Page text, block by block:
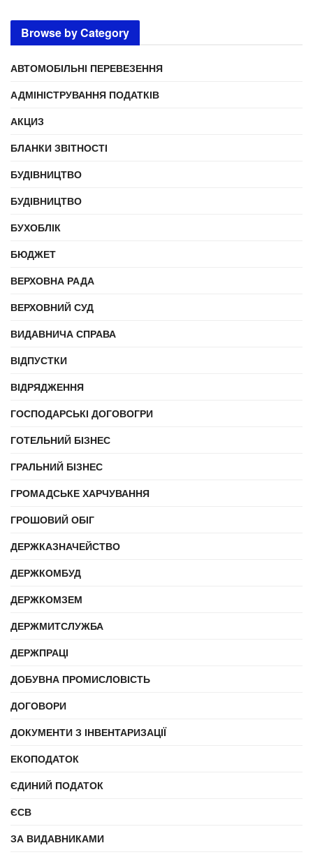
Browse by Category
АВТОМОБІЛЬНІ ПЕРЕВЕЗЕННЯ
АДМІНІСТРУВАННЯ ПОДАТКІВ
АКЦИЗ
БЛАНКИ ЗВІТНОСТІ
БУДІВНИЦТВО
БУДІВНИЦТВО
БУХОБЛІК
БЮДЖЕТ
ВЕРХОВНА РАДА
ВЕРХОВНИЙ СУД
ВИДАВНИЧА СПРАВА
ВІДПУСТКИ
ВІДРЯДЖЕННЯ
ГОСПОДАРСЬКІ ДОГОВОГРИ
ГОТЕЛЬНИЙ БІЗНЕС
ГРАЛЬНИЙ БІЗНЕС
ГРОМАДСЬКЕ ХАРЧУВАННЯ
ГРОШОВИЙ ОБІГ
ДЕРЖКАЗНАЧЕЙСТВО
ДЕРЖКОМБУД
ДЕРЖКОМЗЕМ
ДЕРЖМИТСЛУЖБА
ДЕРЖПРАЦІ
ДОБУВНА ПРОМИСЛОВІСТЬ
ДОГОВОРИ
ДОКУМЕНТИ З ІНВЕНТАРИЗАЦІЇ
ЕКОПОДАТОК
ЄДИНИЙ ПОДАТОК
ЄСВ
ЗА ВИДАВНИКАМИ